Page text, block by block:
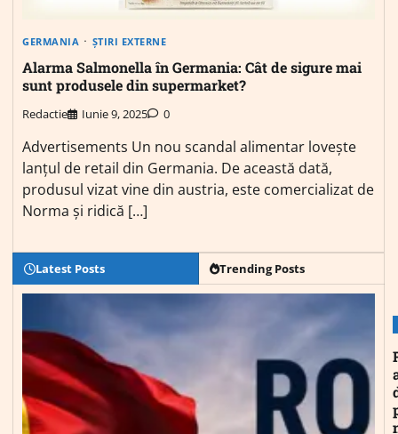
GERMANIA ȘTIRI EXTERNE
Alarma Salmonella în Germania: Cât de sigure mai
sunt produsele din supermarket?
Redactie Iunie 9, 2025 0
Advertisements Un nou scandal alimentar lovește
lanțul de retail din Germania. De această dată,
produsul vizat vine din austria, este comercializat de
Norma și ridică […]
Latest Posts Trending Posts